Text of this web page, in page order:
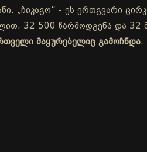
„ჩიკაგო“ - ეს ერთგვარი
32 500 წარმოდგენა და 32
მაყურებელიც გამოჩნდა.